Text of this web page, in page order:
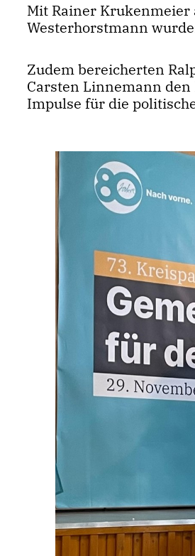
Mit Rainer Krukenmeier
Westerhorstmann
Zudem bereicherten
Carsten Linnemann
Impulse für die